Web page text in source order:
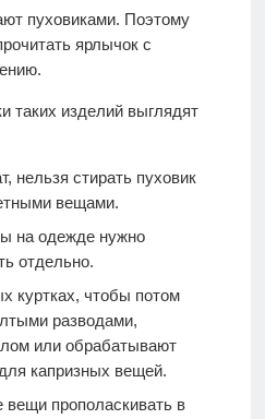
пуховиками. Поэтому
ярлычок с
таких изделий выглядят
нельзя стирать пуховик
вещами.
на одежде нужно
отдельно.
куртках, чтобы потом
разводами,
или обрабатывают
капризных вещей.
вещи прополаскивать в